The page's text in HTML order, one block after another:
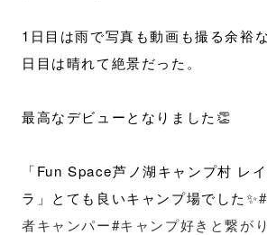
1日目は雨で写真も動画も撮る余裕
日目は晴れて絶景だった。
最高なデビューとなりました👏
「Fun Space芦ノ湖キャンプ村 レ
ラ」とても良いキャンプ場でした✨
者キャンパー#キャンプ好きと繋が